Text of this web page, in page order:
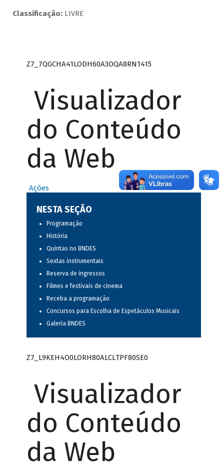
Classificação:LIVRE
Z7_7QGCHA41LODH60A3OQA8RN1415
Visualizador
do Conteúdo
da Web
Ações
NESTA SEÇÃO
Programação
História
Quintas no BNDES
Sextas instrumentais
Reserva de ingressos
Filmes e festivais de cinema
Receba a programação
Concursos para Escolha de Espetáculos Musicais
Galeria BNDES
Z7_L9KEH4O0LORH80ALCLTPF80SE0
Visualizador
do Conteúdo
da Web